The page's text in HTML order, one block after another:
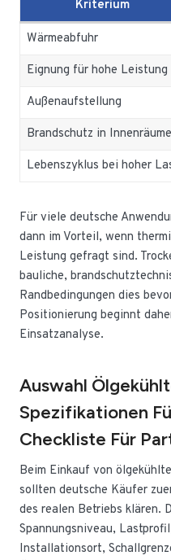
Kriterium
Wärmeabfuhr
Eignung für hohe Leistung
Außenaufstellung
Brandschutz in
Lebenszyklus bei hoher
Für viele deutsche
dann im Vorteil, wenn
Leistung gefragt sind.
bauliche,
Randbedingungen dies
Positionierung beginnt
Einsatzanalyse.
Auswahl
Spezifikationen
Checkliste Für
Beim Einkauf von
sollten deutsche Käufer
des realen Betriebs klären.
Spannungsniveau,
Installationsort,